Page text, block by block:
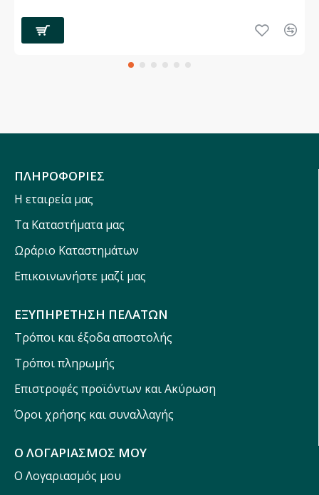
ΠΛΗΡΟΦΟΡΙΕΣ
Η εταιρεία μας
Τα Καταστήματα μας
Ωράριο Καταστημάτων
Επικοινωνήστε μαζί μας
ΕΞΥΠΗΡΕΤΗΣΗ ΠΕΛΑΤΩΝ
Τρόποι και έξοδα αποστολής
Τρόποι πληρωμής
Επιστροφές προϊόντων και Ακύρωση
Όροι χρήσης και συναλλαγής
Ο ΛΟΓΑΡΙΑΣΜΟΣ ΜΟΥ
Ο Λογαριασμός μου